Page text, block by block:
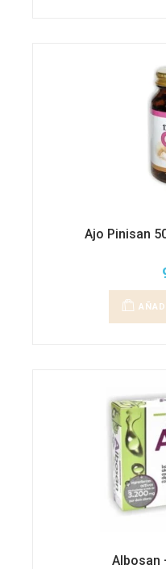
Ajo Pinisan
Albosan